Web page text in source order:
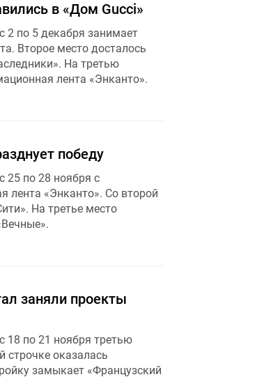
в «Дом Gucci»
2 по 5 декабря занимает
Второе место досталось
На третью
лента «Энканто».
победу
25 по 28 ноября с
лента «Энканто». Со второй
На третье место
заняли проекты
18 по 21 ноября третью
строчке оказалась
замыкает «Французский